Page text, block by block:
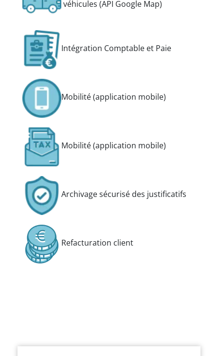
véhicules (API Google Map)
Intégration Comptable et Paie
Mobilité (application mobile)
Mobilité (application mobile)
Archivage sécurisé des justificatifs
Refacturation client